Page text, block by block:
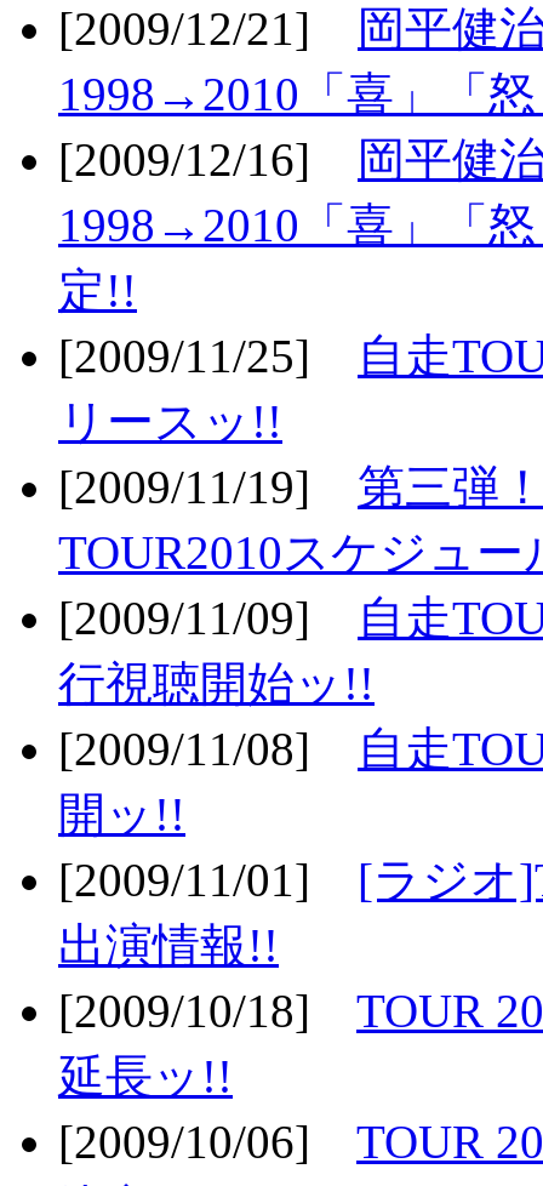
[2009/12/21]
岡平健
1998→2010「喜」「
[2009/12/16]
岡平健
1998→2010「喜」「
定!!
[2009/11/25]
自走
リースッ!!
[2009/11/19] 第三弾
TOUR2010スケジュー
[2009/11/09]
自走
行視聴開始ッ!!
[2009/11/08]
自走
開ッ!!
[2009/11/01] [ラジオ
出演情報!!
[2009/10/18] TOUR
延長ッ!!
[2009/10/06] TOUR